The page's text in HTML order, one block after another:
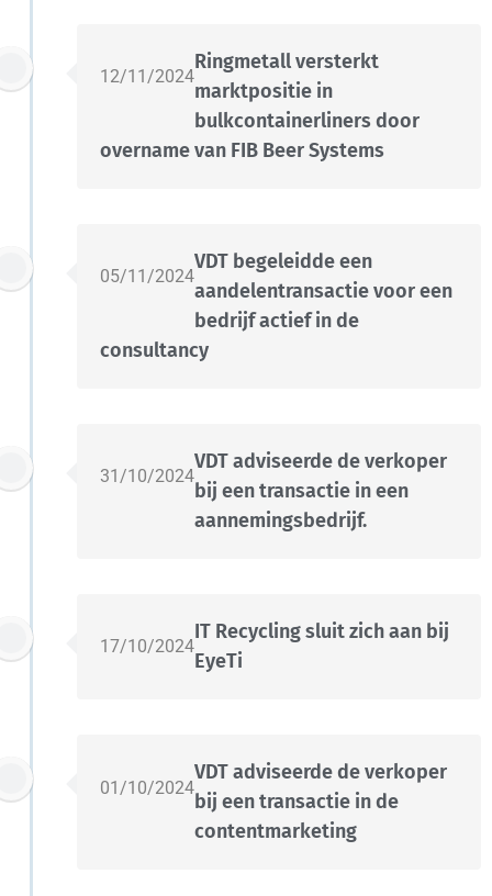
12/11/2024
Ringmetall versterkt
marktpositie in
bulkcontainerliners door
overname van FIB Beer Systems
05/11/2024
VDT begeleidde een
aandelentransactie voor een
bedrijf actief in de
consultancy
31/10/2024
VDT adviseerde de verkoper
bij een transactie in een
aannemingsbedrijf.
17/10/2024
IT Recycling sluit zich aan bij
EyeTi
01/10/2024
VDT adviseerde de verkoper
bij een transactie in de
contentmarketing